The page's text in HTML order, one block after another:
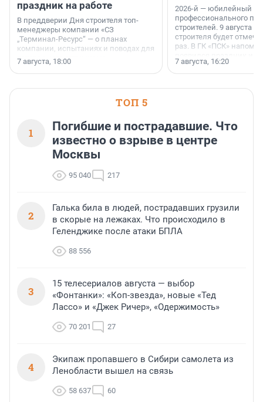
праздник на работе
В преддверии Дня строителя топ-
менеджеры компании «СЗ
„Терминал-Ресурс“ — о планах
компании, испытаниях и поводах для
осторожного оптимизма.
7 августа, 18:00
2026-й — юбилейный
профессионального
строителей. 9 августа
строителя будет
раз. В ГК «ПСК»
поменялась роль
7 августа, 16:20
ТОП 5
1
Погибшие и пострадавшие. Что
известно о взрыве в центре
Москвы
95 040 217
2
Галька била в людей, пострадавших грузили
в скорые на лежаках. Что происходило в
Геленджике после атаки БПЛА
88 556
3
15 телесериалов августа — выбор
«Фонтанки»: «Коп-звезда», новые «Тед
Лассо» и «Джек Ричер», «Одержимость»
70 201 27
4
Экипаж пропавшего в Сибири самолета из
Ленобласти вышел на связь
58 637 60